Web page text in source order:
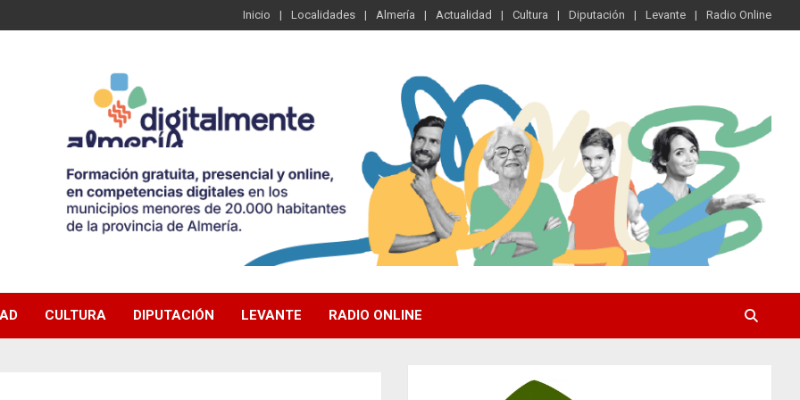
Inicio Localidades Almería Actualidad Cultura Diputación Levante Radio Online
CULTURA DIPUTACIÓN LEVANTE RADIO ONLINE